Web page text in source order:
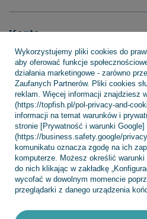
Konto
Regulaminy
INFORMACJE
POMOC
Wykorzystujemy pliki cookies do
aby oferować funkcje
działania marketingowe - zarówno
Zaufanych Partnerów. Pliki cookies
reklam. Więcej informacji znajdziesz
(https://topfish.pl/pol-privacy-and-
informacji na temat warunków i
stronie [Prywatność i warunki Google]
(https://business.safety.google/
komunikatu oznacza zgodę na ich
komputerze. Możesz określić
do nich klikając w zakładkę
wycofać w dowolnym momencie
przeglądarki z danego urządzenia